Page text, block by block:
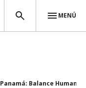
MENÚ
Panamá: Balance